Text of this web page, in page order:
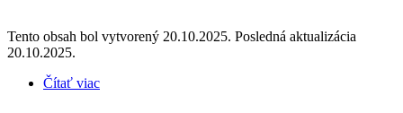
Tento obsah bol vytvorený 20.10.2025. Posledná aktualizácia
20.10.2025.
Čítať viac